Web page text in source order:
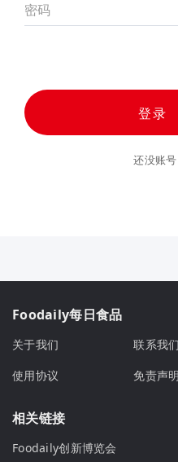
密码
登录
还没账号
Foodaily每日食品
关于我们 联系我们
使用协议
免责声明
相关链接
Foodaily创新博览会